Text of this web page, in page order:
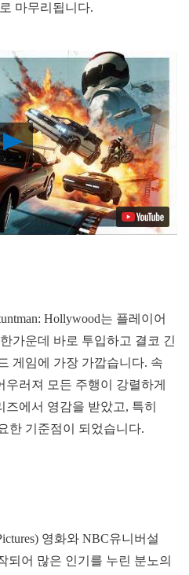
마무리됩니다.
Play
Video
Hollywood는 플레이어
가운데 바로 투입하고 결코 긴
게임에 가장 가깝습니다. 속
우러져 모든 주행이 강렬하게
즈에서 영감을 받았고, 특히
한 기준점이 되었습니다.
영화와 NBC유니버설
되어 많은 인기를 누린 분노의